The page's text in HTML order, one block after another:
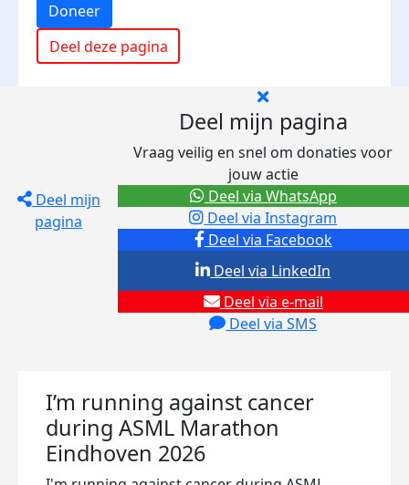
Doneer
Deel deze pagina
Deel mijn
pagina
Deel mijn pagina
Vraag veilig en snel om donaties voor
jouw actie
Deel via Facebook
Deel via Instagram
Deel via e-mail
Deel via SMS
Deel via LinkedIn
Deel via WhatsApp
I’m running against cancer
during ASML Marathon
Eindhoven 2026